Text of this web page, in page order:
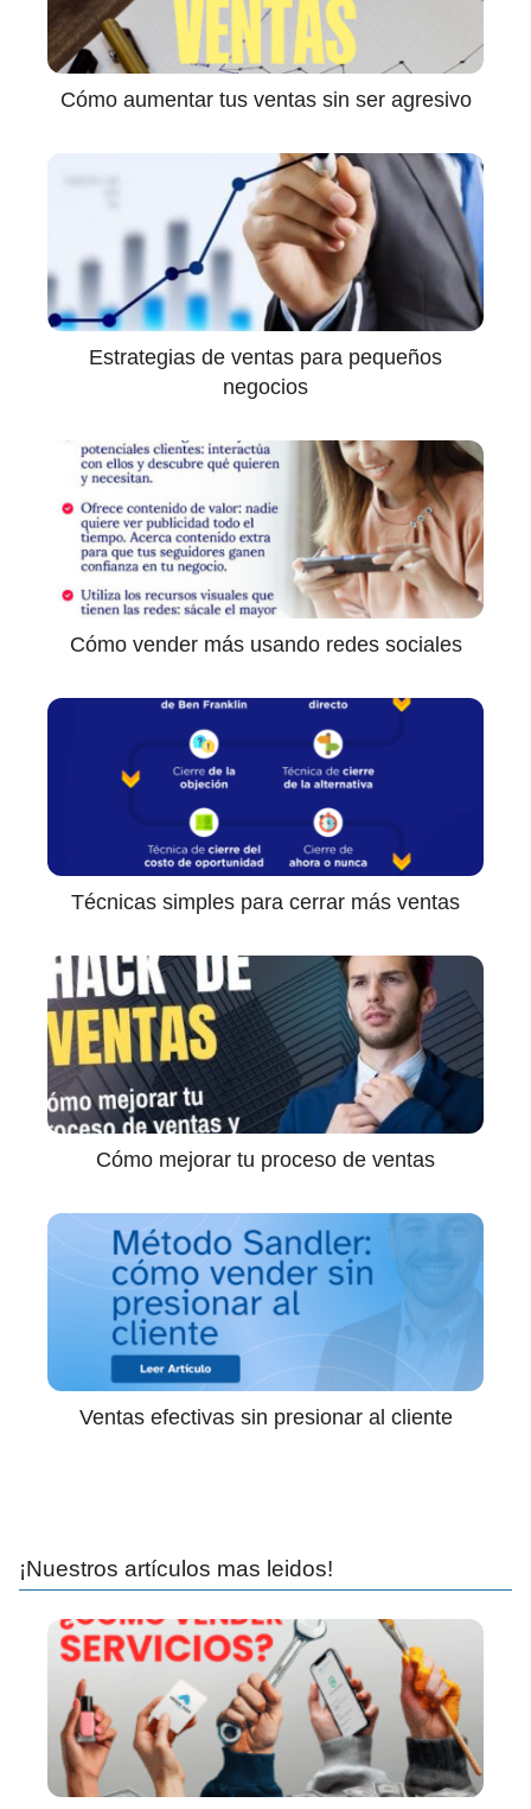
Cómo aumentar tus ventas sin ser agresivo
Estrategias de ventas para pequeños
negocios
Cómo vender más usando redes sociales
Técnicas simples para cerrar más ventas
Cómo mejorar tu proceso de ventas
Ventas efectivas sin presionar al cliente
¡Nuestros artículos mas leidos!